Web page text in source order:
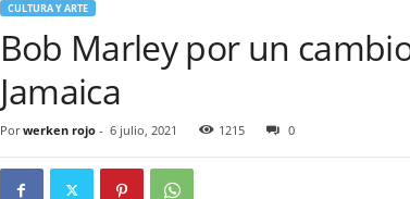
CULTURA Y ARTE
Bob Marley por un
Jamaica
Por werken rojo- 6 julio, 2021 1215 0